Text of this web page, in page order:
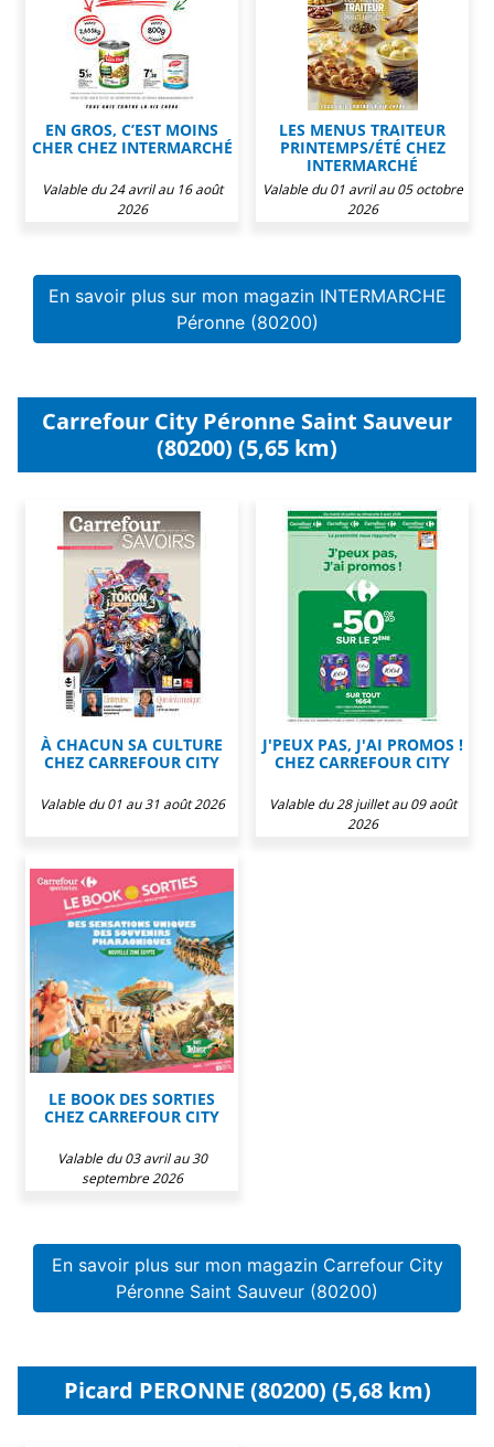
EN GROS, C’EST MOINS
CHER CHEZ INTERMARCHÉ
Valable du 24 avril au 16 août
2026
LES MENUS TRAITEUR
PRINTEMPS/ÉTÉ CHEZ
INTERMARCHÉ
Valable du 01 avril au 05 octobre
2026
En savoir plus sur mon magazin INTERMARCHE
Péronne (80200)
Carrefour City Péronne Saint Sauveur
(80200) (5,65 km)
À CHACUN SA CULTURE
CHEZ CARREFOUR CITY
Valable du 01 au 31 août 2026
J'PEUX PAS, J'AI PROMOS !
CHEZ CARREFOUR CITY
Valable du 28 juillet au 09 août
2026
LE BOOK DES SORTIES
CHEZ CARREFOUR CITY
Valable du 03 avril au 30
septembre 2026
En savoir plus sur mon magazin Carrefour City
Péronne Saint Sauveur (80200)
Picard PERONNE (80200) (5,68 km)